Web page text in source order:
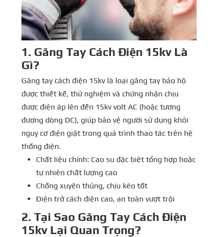
1. Găng Tay Cách Điện 15kv Là
Gì?
Găng tay cách điện 15kv là loại găng tay bảo hộ
được thiết kế, thử nghiệm và chứng nhận chịu
được điện áp lên đến 15kv volt AC (hoặc tương
đương dòng DC), giúp bảo vệ người sử dụng khỏi
nguy cơ điện giật trong quá trình thao tác trên hệ
thống điện.
Chất liệu chính: Cao su đặc biệt tổng hợp hoặc
tự nhiên chất lượng cao
Chống xuyên thủng, chịu kéo tốt
Điện trở cách điện cao, an toàn vượt trội
2. Tại Sao Găng Tay Cách Điện
15kv Lại Quan Trọng?